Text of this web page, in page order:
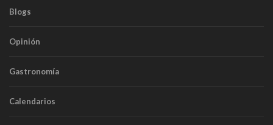
Blogs
Opinión
Gastronomía
Calendarios